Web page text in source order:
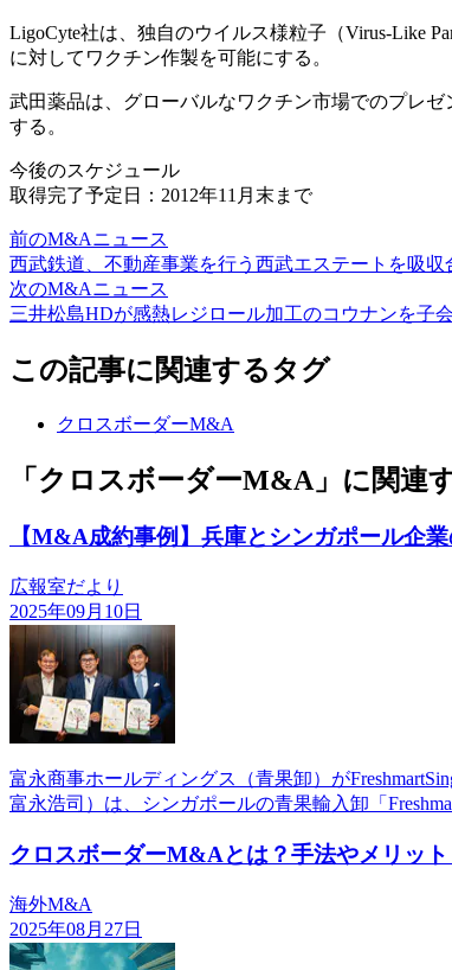
LigoCyte社は、独自のウイルス様粒子（Virus-Like
に対してワクチン作製を可能にする。
武田薬品は、グローバルなワクチン市場でのプレ
する。
今後のスケジュール
取得完了予定日：2012年11月末まで
前のM&Aニュース
西武鉄道、不動産事業を行う西武エステートを吸収
次のM&Aニュース
三井松島HDが感熱レジロール加工のコウナンを子
この記事に関連するタグ
クロスボーダーM&A
「クロスボーダーM&A」に関連
【M&A成約事例】兵庫とシンガポール企
広報室だより
2025年09月10日
富永商事ホールディングス（青果卸）が
富永浩司）は、シンガポールの青果輸入卸「
クロスボーダーM&Aとは？手法やメリッ
海外M&A
2025年08月27日